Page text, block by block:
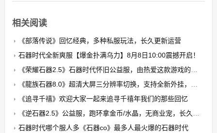
相关阅读
《部落传说》回忆经典，多种私服玩法，长久更新运营
石器时代全新爽服【爆金扑满乌力】8月8日10:00震撼开启！​
《荣耀石器2.5》石器时代怀旧公益服，由热爱这款游戏的玩家自发搭建的公益养老PK服
《龍族石器8.0》超清大屏三分辨率切换，支持全新外挂，无卡顿，无花屏，限7开
《追寻千禧》欢迎大家一起来追寻千禧年我们的那些回忆
《逆石器2.5》公益服，跑环拿金币/水晶，无商业宠，长久稳定
石器时代哪个服人多《石器co》最多人最火爆的石器时代